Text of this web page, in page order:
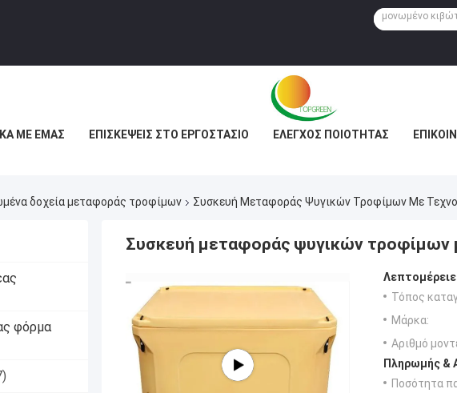
ΜΕ ΕΜΆΣ ΕΠΙΣΚΈΨΕΙΣ ΣΤΟ ΕΡΓΟΣΤΆΣΙΟ ΈΛΕΓΧΟΣ ΠΟΙΌΤΗΤΑΣ
δοχεία μεταφοράς τροφίμων Συσκευή Μεταφοράς Ψυγικών Τροφίμων Με
φόρμα
Συσκευή μεταφοράς ψυγικών τροφίμων
Τόπος
Μάρκα:
Αριθμό
Πληρωμής &
Ποσότητα